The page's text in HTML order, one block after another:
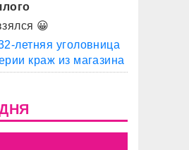
😀
летняя уголовница
краж из магазина